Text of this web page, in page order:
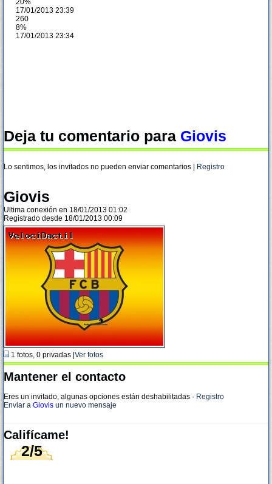
20%
17/01/2013 23:39
260
8%
17/01/2013 23:34
Deja tu comentario para Giovis
Lo sentimos, los invitados no pueden enviar comentarios | Registro
Giovis
Ultima conexión en 18/01/2013 01:02
Registrado desde 18/01/2013 00:09
1 fotos, 0 privadas | Ver fotos
Mantener el contacto
Eres un invitado, algunas opciones están deshabilitadas · Registro
Enviar a Giovis un nuevo mensaje
Califícame!
2/5